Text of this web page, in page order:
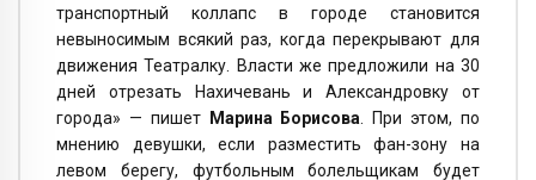
транспортный коллапс в городе становится
невыносимым всякий раз, когда перекрывают для
движения Театралку. Власти же предложили на 30
дней отрезать Нахичевань и Александровку от
города» — пишет
Марина Борисова . При этом, по
мнению девушки, если разместить фан-зону на
левом берегу, футбольным болельщикам будет